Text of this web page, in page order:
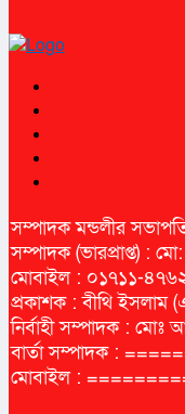
সম্পাদক মন্ডলীর
সম্পাদক (ভারপ্রাপ্ত) :
মোবাইল : ০১৭১১-
প্রকাশক : বীথি ইসলাম
নির্বাহী সম্পাদক :
বার্তা সম্পাদক :
মোবাইল :